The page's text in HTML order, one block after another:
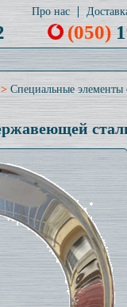
Про нас
(050)
Специальные